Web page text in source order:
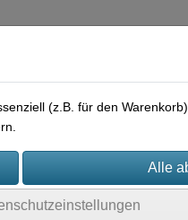
(z.B. für den